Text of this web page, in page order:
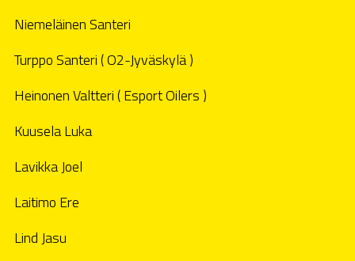
Niemeläinen Santeri
Turppo Santeri ( O2-Jyväskylä )
Heinonen Valtteri ( Esport Oilers )
Kuusela Luka
Lavikka Joel
Laitimo Ere
Lind Jasu